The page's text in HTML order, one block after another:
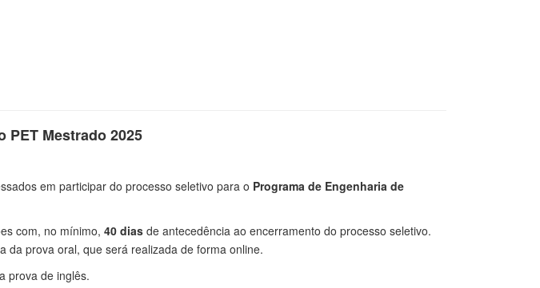
Mestrado 2025
em participar do processo seletivo para o Programa de Engenharia de
com, no mínimo, 40 dias de antecedência ao encerramento do processo seletivo.
da prova oral, que será realizada de forma online.
prova de inglês.